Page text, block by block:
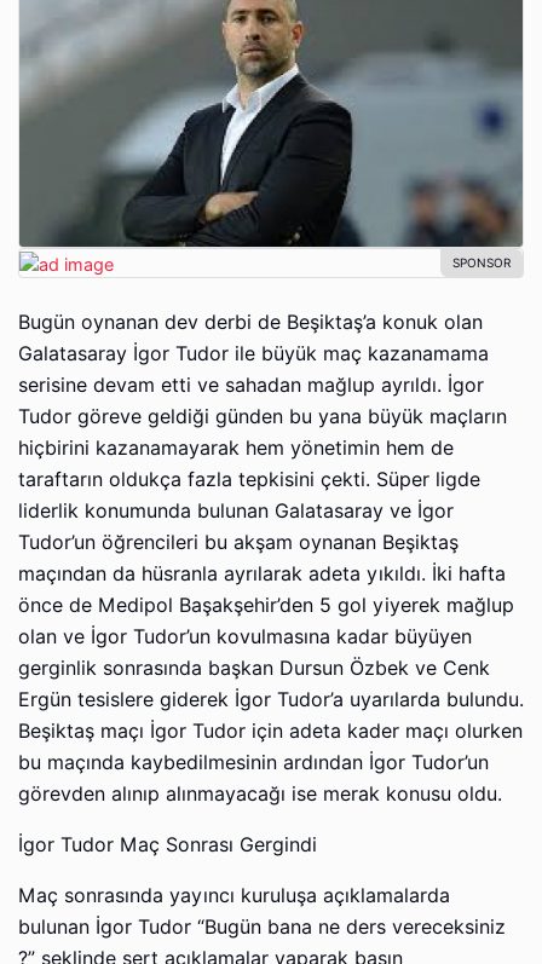
Bugün oynanan dev derbi de Beşiktaş’a konuk olan
Galatasaray İgor Tudor ile büyük maç kazanamama
serisine devam etti ve sahadan mağlup ayrıldı. İgor
Tudor göreve geldiği günden bu yana büyük maçların
hiçbirini kazanamayarak hem yönetimin hem de
taraftarın oldukça fazla tepkisini çekti. Süper ligde
liderlik konumunda bulunan Galatasaray ve İgor
Tudor’un öğrencileri bu akşam oynanan Beşiktaş
maçından da hüsranla ayrılarak adeta yıkıldı. İki hafta
önce de Medipol Başakşehir’den 5 gol yiyerek mağlup
olan ve İgor Tudor’un kovulmasına kadar büyüyen
gerginlik sonrasında başkan Dursun Özbek ve Cenk
Ergün tesislere giderek İgor Tudor’a uyarılarda bulundu.
Beşiktaş maçı İgor Tudor için adeta kader maçı olurken
bu maçında kaybedilmesinin ardından İgor Tudor’un
görevden alınıp alınmayacağı ise merak konusu oldu.
İgor Tudor Maç Sonrası Gergindi
Maç sonrasında yayıncı kuruluşa açıklamalarda
bulunan İgor Tudor “Bugün bana ne ders vereceksiniz
?” şeklinde sert açıklamalar yaparak basın